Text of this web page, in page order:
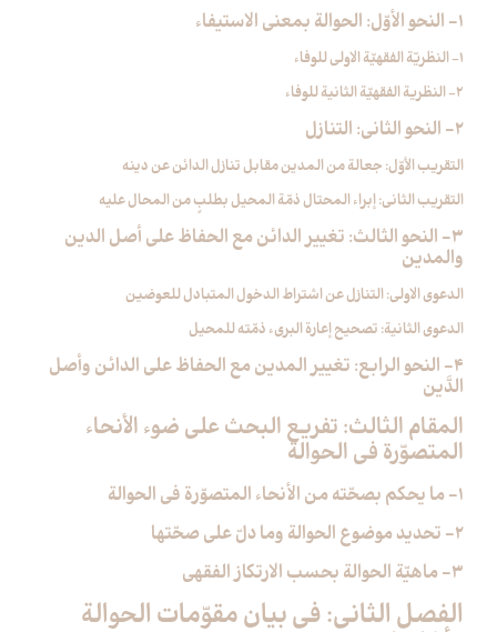
1- النحو الأوّل: الحوالة بمعنى الاستيفاء
1- النظريّة الفقهيّة الاولى للوفاء
2- النظرية الفقهيّة الثانية للوفاء
2- النحو الثاني: التنازل‏
التقريب الأوّل: جعالة من المدين مقابل تنازل الدائن عن دينه
التقريب الثاني: إبراء المحتال ذمّة المحيل بطلبٍ من المحال عليه
3- النحو الثالث: تغيير الدائن مع الحفاظ على أصل الدين
والمدين‏
الدعوى الاولى: التنازل عن اشتراط الدخول المتبادل للعوضين
الدعوى الثانية: تصحيح إعارة البري‏ء ذمّته للمحيل
4- النحو الرابع: تغيير المدين مع الحفاظ على الدائن وأصل
الدَّين‏
المقام الثالث: تفريع البحث على ضوء الأنحاء
المتصوّرة في الحوالة
1- ما يحكم بصحّته من الأنحاء المتصوّرة في الحوالة
2- تحديد موضوع الحوالة وما دلّ على صحّتها
3- ماهيّة الحوالة بحسب الارتكاز الفقهي‏
الفصل الثاني: في بيان مقوّمات الحوالة